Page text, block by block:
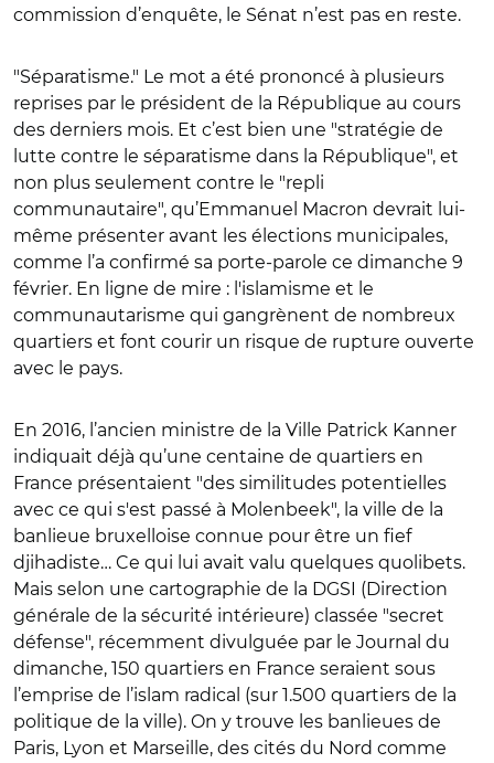
commission d’enquête, le Sénat n’est pas en reste.
"Séparatisme." Le mot a été prononcé à plusieurs
reprises par le président de la République au cours
des derniers mois. Et c’est bien une "stratégie de
lutte contre le séparatisme dans la République", et
non plus seulement contre le "repli
communautaire", qu’Emmanuel Macron devrait lui-
même présenter avant les élections municipales,
comme l’a confirmé sa porte-parole ce dimanche 9
février. En ligne de mire : l'islamisme et le
communautarisme qui gangrènent de nombreux
quartiers et font courir un risque de rupture ouverte
avec le pays.
En 2016, l’ancien ministre de la Ville Patrick Kanner
indiquait déjà qu’une centaine de quartiers en
France présentaient "des similitudes potentielles
avec ce qui s'est passé à Molenbeek", la ville de la
banlieue bruxelloise connue pour être un fief
djihadiste… Ce qui lui avait valu quelques quolibets.
Mais selon une cartographie de la DGSI (Direction
générale de la sécurité intérieure) classée "secret
défense", récemment divulguée par le Journal du
dimanche, 150 quartiers en France seraient sous
l’emprise de l’islam radical (sur 1.500 quartiers de la
politique de la ville). On y trouve les banlieues de
Paris, Lyon et Marseille, des cités du Nord comme